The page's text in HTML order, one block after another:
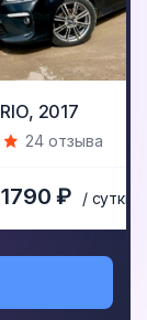
2017
24 отзыва
₽ / сутки